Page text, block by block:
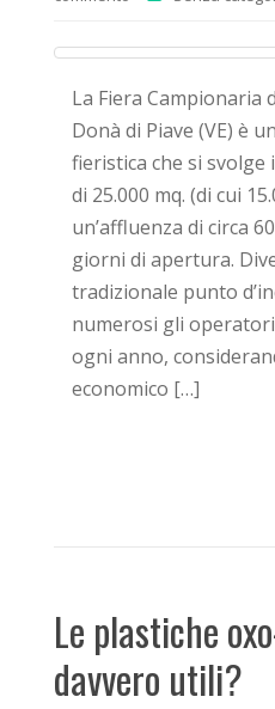
La Fiera Campionaria
Donà di Piave (VE) è
fieristica che si svolge
di 25.000 mq. (di cui
un’affluenza di circa
giorni di apertura.
tradizionale punto
numerosi gli
ogni anno,
economico […]
Le plastiche
davvero utili?